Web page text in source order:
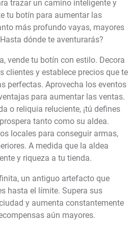
trazar un camino inteligente y
tu botín para aumentar las
más profundo vayas, mayores
dónde te aventurarás?
vende tu botín con estilo. Decora
clientes y establece precios que te
perfectas. Aprovecha los eventos
para aumentar las ventas.
o reliquia reluciente, ¡tú defines
tanto como su aldea.
locales para conseguir armas,
A medida que la aldea
y riqueza a tu tienda.
un antiguo artefacto que
hasta el límite. Supera sus
y aumenta constantemente
aún mayores.